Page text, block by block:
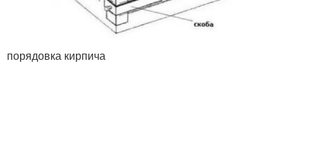
порядовка кирпича